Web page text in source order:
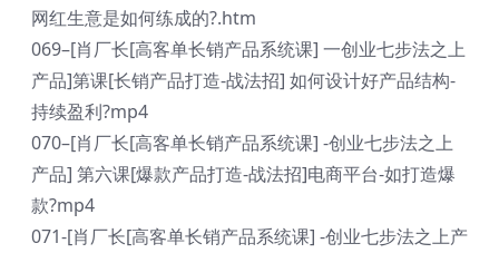
网红生意是如何练成的?.htm
069–[肖厂长[高客单长销产品系统课] 一创业七步法之上
产品]第课[长销产品打造-战法招] 如何设计好产品结构-
持续盈利?mp4
070–[肖厂长[高客单长销产品系统课] -创业七步法之上
产品] 第六课[爆款产品打造-战法招]电商平台-如打造爆
款?mp4
071-[肖厂长[高客单长销产品系统课] -创业七步法之上产